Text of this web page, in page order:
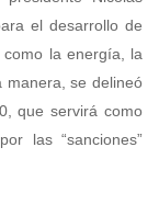
el desarrollo de
la energía, la
manera, se delineó
que servirá como
las “sanciones”